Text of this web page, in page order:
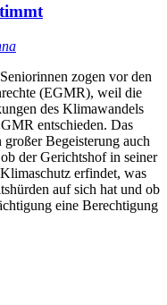
zogen vor den
(EGMR), weil die
des Klimawandels
entschieden. Das
Begeisterung auch
der Gerichtshof in seiner
erfindet, was
auf sich hat und ob
eine Berechtigung